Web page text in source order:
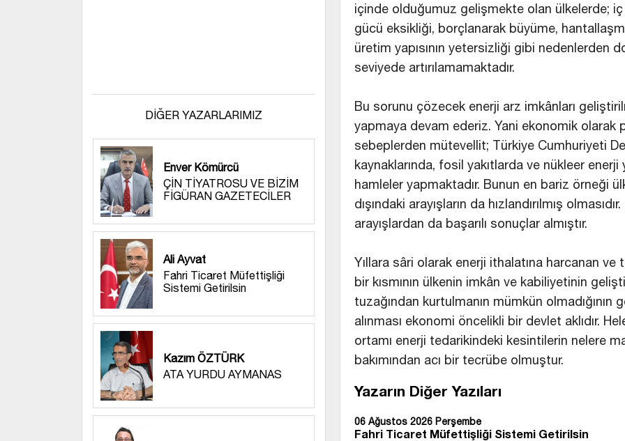
DİĞER YAZARLARIMIZ
Enver Kömürcü
ÇİN TİYATROSU VE BİZİM
FİGÜRAN GAZETECİLER
Ali Ayvat
Fahri Ticaret Müfettişliği
Sistemi Getirilsin
Kazım ÖZTÜRK
ATA YURDU AYMANAS
içinde olduğumuz gelişmekte olan ülkelerde;
gücü eksikliği, borçlanarak büyüme,
üretim yapısının yetersizliği gibi nedenlerden
seviyede artırılamamaktadır.
Bu sorunu çözecek enerji arz imkânları
yapmaya devam ederiz. Yani ekonomik olarak
sebeplerden mütevellit; Türkiye Cumhuriyeti
kaynaklarında, fosil yakıtlarda ve nükleer enerji
hamleler yapmaktadır. Bunun en bariz örneği
dışındaki arayışların da hızlandırılmış
arayışlardan da başarılı sonuçlar almıştır.
Yıllara sâri olarak enerji ithalatına harcanan ve
bir kısmının ülkenin imkân ve kabiliyetinin
tuzağından kurtulmanın mümkün
alınması ekonomi öncelikli bir devlet aklıdır.
ortamı enerji tedarikindeki kesintilerin nelere
bakımından acı bir tecrübe olmuştur.
Yazarın Diğer Yazıları
06 Ağustos 2026 Perşembe
Fahri Ticaret Müfettişliği Sistemi Getirilsin